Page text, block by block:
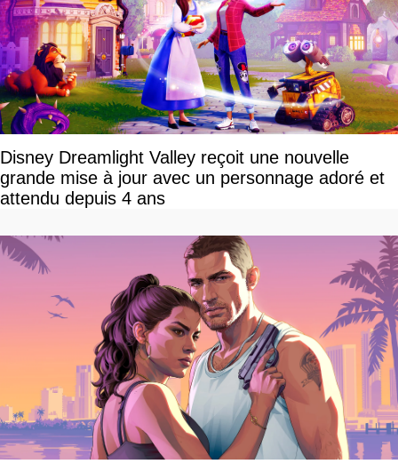
Disney Dreamlight Valley reçoit une nouvelle
grande mise à jour avec un personnage adoré et
attendu depuis 4 ans